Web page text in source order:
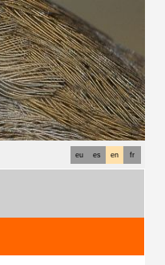
fr
en
es
eu